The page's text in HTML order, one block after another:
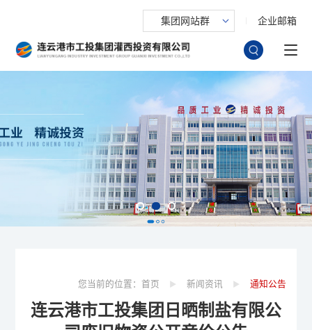
集团网站群 企业邮箱
您当前的位置： 首页 新闻资讯 通知公告
连云港市工投集团日晒制盐有限公